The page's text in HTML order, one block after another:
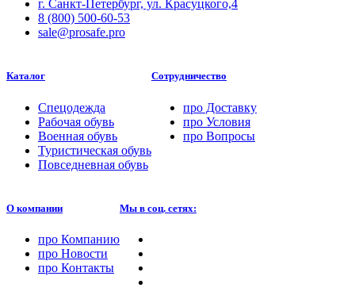
г. Санкт-Петербург, ул. Красуцкого,4
8 (800) 500-60-53
sale@prosafe.pro
Каталог
Спецодежда
Рабочая обувь
Военная обувь
Туристическая обувь
Повседневная обувь
Сотрудничество
про Доставку
про Условия
про Вопросы
О компании
про Компанию
про Новости
про Контакты
Мы в соц. сетях: